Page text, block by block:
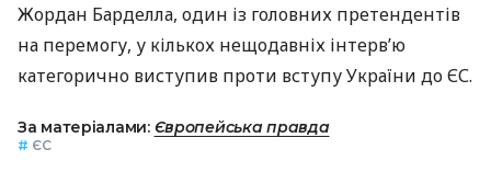
Жордан Барделла, один із головних претендентів
на перемогу, у кількох нещодавніх інтерв’ю
категорично виступив проти вступу України до ЄС.
За матеріалами: Європейська правда
# ЄС